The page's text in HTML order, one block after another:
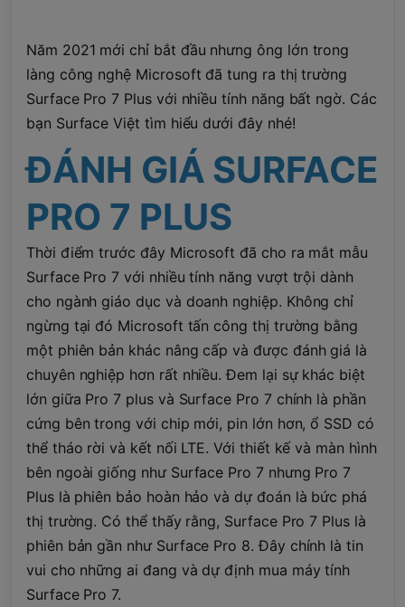
Năm 2021 mới chỉ bắt đầu nhưng ông lớn trong
làng công nghệ Microsoft đã tung ra thị trường
Surface Pro 7 Plus với nhiều tính năng bất ngờ. Các
bạn Surface Việt tìm hiểu dưới đây nhé!
ĐÁNH GIÁ SURFACE
PRO 7 PLUS
Thời điểm trước đây Microsoft đã cho ra mắt mẫu
Surface Pro 7 với nhiều tính năng vượt trội dành
cho ngành giáo dục và doanh nghiệp. Không chỉ
ngừng tại đó Microsoft tấn công thị trường bằng
một phiên bản khác nâng cấp và được đánh giá là
chuyên nghiệp hơn rất nhiều. Đem lại sự khác biệt
lớn giữa Pro 7 plus và Surface Pro 7 chính là phần
cứng bên trong với chip mới, pin lớn hơn, ổ SSD có
thể tháo rời và kết nối LTE. Với thiết kế và màn hình
bên ngoài giống như Surface Pro 7 nhưng Pro 7
Plus là phiên bảo hoàn hảo và dự đoán là bức phá
thị trường. Có thể thấy rằng, Surface Pro 7 Plus là
phiên bản gần như Surface Pro 8. Đây chính là tin
vui cho những ai đang và dự định mua máy tính
Surface Pro 7.